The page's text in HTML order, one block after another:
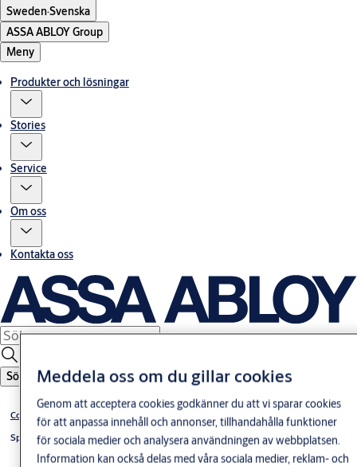
Sweden·Svenska
ASSA ABLOY Group
Meny
Produkter och lösningar
Stories
Service
Om oss
Kontakta oss
Sök
Connect
Split spindlelås 600-Serien
Meddela oss om du gillar cookies
Genom att acceptera cookies godkänner du att vi sparar cookies
för att anpassa innehåll och annonser, tillhandahålla funktioner
för sociala medier och analysera användningen av webbplatsen.
Information kan också delas med våra sociala medier, reklam- och